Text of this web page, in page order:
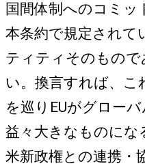
国間体制へのコミッ
本条約で規定されて
ティティそのもの
い。換言すれば、こ
を巡りEUがグローバ
益々大きなものにな
米新政権との連携・